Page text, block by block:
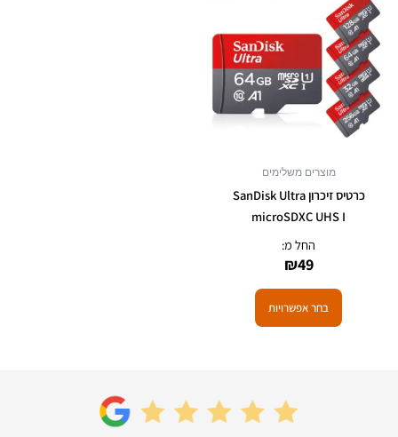
מוצרים משלימים
כרטיס זיכרון SanDisk Ultra
microSDXC UHS I
החל מ:
₪49
בחר אפשרויות
מספר
סוגים.
ניתן
לבחור
בעמוד
המוצר